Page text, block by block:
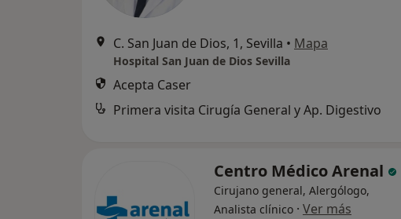
C. San Juan de Dios, 1, Sevilla • Mapa
Hospital San Juan de Dios Sevilla
Acepta Caser
Primera visita Cirugía General y Ap. Digestivo
Centro Médico Arenal
Cirujano general, Alergólogo,
Analista clínico · Ver más